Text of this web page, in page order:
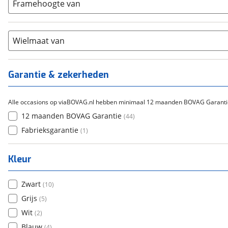
Cortina (0)
Flyer (0)
Overig ( 0)
15-20 (1)
21+
Chroom-molybdeen (0)
Scandium
Staal (1 )
Tica
Framehoogte van
Wielmaat van
Garantie & zekerheden
Alle occasions op viaBOVAG.nl hebben minimaal 12 maanden BOVAG
12 maanden BOVAG Garantie (44)
Fabrieksgarantie (1)
Kleur
Zwart (10)
Grijs (5)
Wit (2)